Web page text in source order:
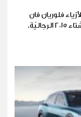
فلوريان فان